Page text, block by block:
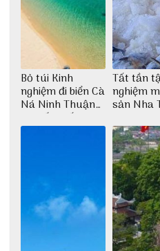
Bỏ túi Kinh
nghiệm đi biển Cà
Ná Ninh Thuận
chi tiết nhất
Tất tần
nghiệm
sản Nha
không lo
chém